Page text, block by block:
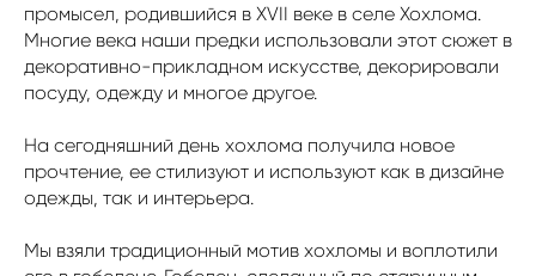
промысел, родившийся в XVII веке в селе Хохлома.
Многие века наши предки использовали этот сюжет в
декоративно-прикладном искусстве, декорировали
посуду, одежду и многое другое.
На сегодняшний день хохлома получила новое
прочтение, ее стилизуют и используют как в дизайне
одежды, так и интерьера.
Мы взяли традиционный мотив хохломы и воплотили